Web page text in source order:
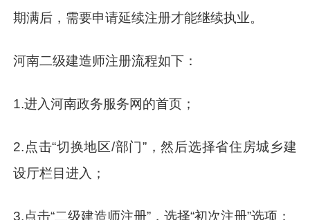
期满后，需要申请延续注册才能继续执业。
河南二级建造师注册流程如下：
1.进入河南政务服务网的首页；
2.点击“切换地区/部门”，然后选择省住房城乡建
设厅栏目进入；
3.点击“二级建造师注册”，选择“初次注册”选项；